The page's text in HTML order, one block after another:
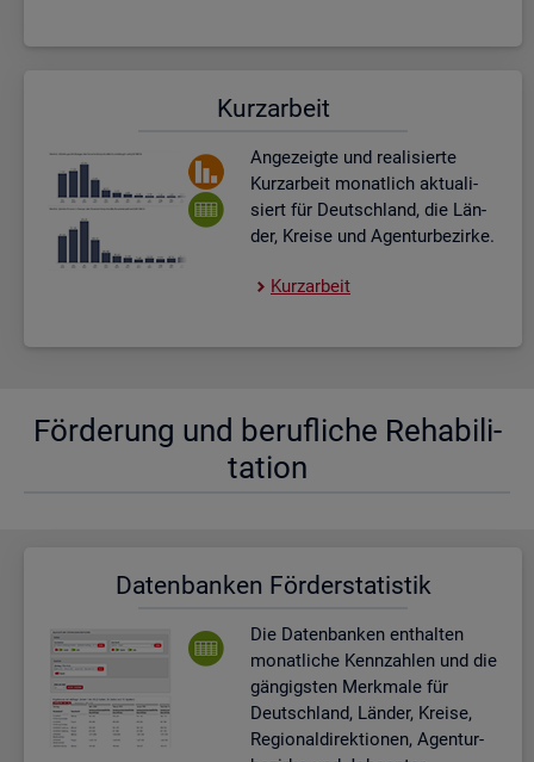
Kurz­ar­beit
An­ge­zeig­te und rea­li­sier­te
Kurz­ar­beit mo­nat­lich ak­tua­li­
siert für Deutsch­land, die Län­
der, Krei­se und Agen­tur­be­zir­ke.
Kurz­ar­beit
För­de­rung und be­ruf­li­che Re­ha­bi­li­
ta­ti­on
Da­ten­ban­ken För­der­sta­tis­tik
Die Da­ten­ban­ken ent­hal­ten
mo­nat­li­che Kenn­zah­len und die
gän­gigs­ten Merk­ma­le für
Deutsch­land, Län­der, Krei­se,
Re­gio­nal­di­rek­tio­nen, Agen­tur­